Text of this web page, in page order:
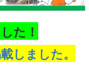
た！
しました。